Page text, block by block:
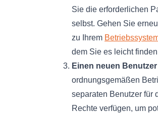
Sie die erforderlichen
selbst. Gehen Sie
zu Ihrem
dem Sie es leicht
Einen neuen
ordnungsgemäßen
separaten Benutzer für
Rechte verfügen, um